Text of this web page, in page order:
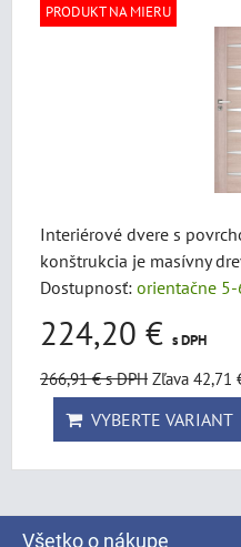
PRODUKT NA MIERU
Interiérové dvere s
konštrukcia je masívny
Dostupnosť: orientačne
224,20 € s DPH
266,91 €s DPH Zľava 42,71
VYBERTE VARIANT
Všetko o nákupe